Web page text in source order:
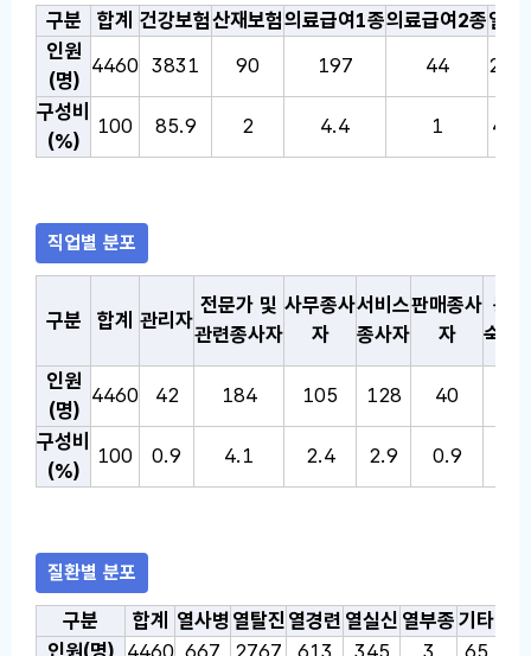
보험유형별 분포 통계표: 온열질환 감시 통계표로, 선택한 연
구분 합계 건강보험산재보험의료급여1종의료급여2종일반
인원
(명)
4460 3831 90 197 44
201
구성비
(%)
100 85.9 2 4.4 1 4.5
직업별 분포
구분
합계 관리자
전문가 및
관련종사자
사무종사
자
서비스
종사자
판매종사
자
농
숙련
인원
(명)
4460 42 184 105 128 40
구성비
(%)
100 0.9 4.1 2.4 2.9 0.9
질환별 분포
질환별 분포 통계표: 온열질환 감시 통계표로, 선택한 연도의
구분 합계 열사병 열탈진 열경련 열실신 열부종 기타
인원(명) 4460 667 2767 613 345 3
65